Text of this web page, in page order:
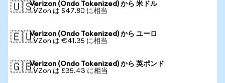
🇺🇸Verizon (Ondo Tokenized) から 米ドル
1 VZon は $47.80 に相当
🇪🇺Verizon (Ondo Tokenized) から ユーロ
1 VZon は €41.35 に相当
🇬🇧Verizon (Ondo Tokenized) から 英ポンド
1 VZon は £35.43 に相当